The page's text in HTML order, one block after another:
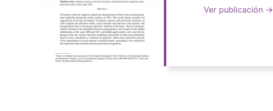
Ver publicación →